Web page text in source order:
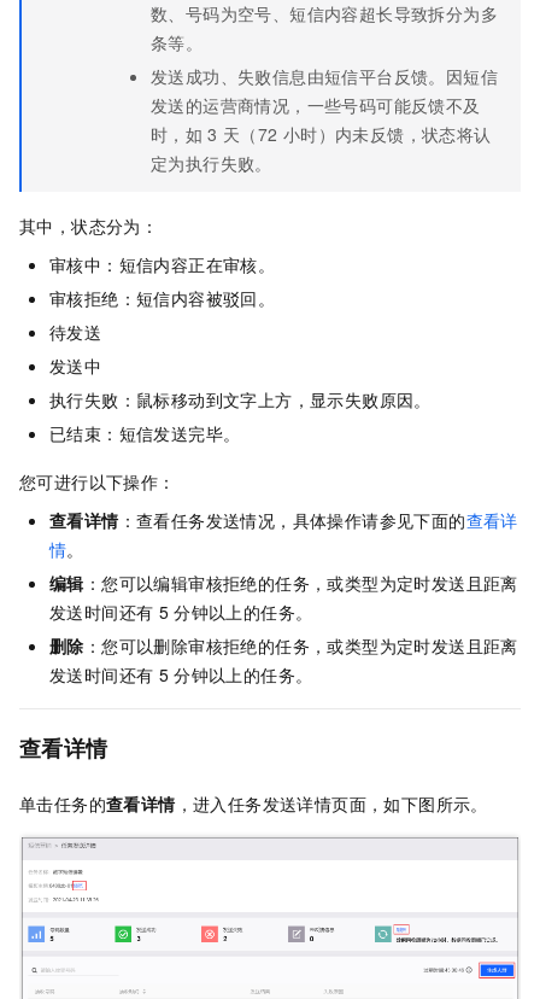
数、号码为空号、短信内容超长导致拆分为多
条等。
发送成功、失败信息由短信平台反馈。因短信
发送的运营商情况，一些号码可能反馈不及
时，如 3 天（72 小时）内未反馈，状态将认
定为执行失败。
其中，状态分为：
审核中：短信内容正在审核。
审核拒绝：短信内容被驳回。
待发送
发送中
执行失败：鼠标移动到文字上方，显示失败原因。
已结束：短信发送完毕。
您可进行以下操作：
查看详情：查看任务发送情况，具体操作请参见下面的查看详
情。
编辑 ：您可以编辑审核拒绝的任务，或类型为定时发送且距离
发送时间还有 5 分钟以上的任务。
删除 ：您可以删除审核拒绝的任务，或类型为定时发送且距离
发送时间还有 5 分钟以上的任务。
查看详情
单击任务的查看详情，进入任务发送详情页面，如下图所示。